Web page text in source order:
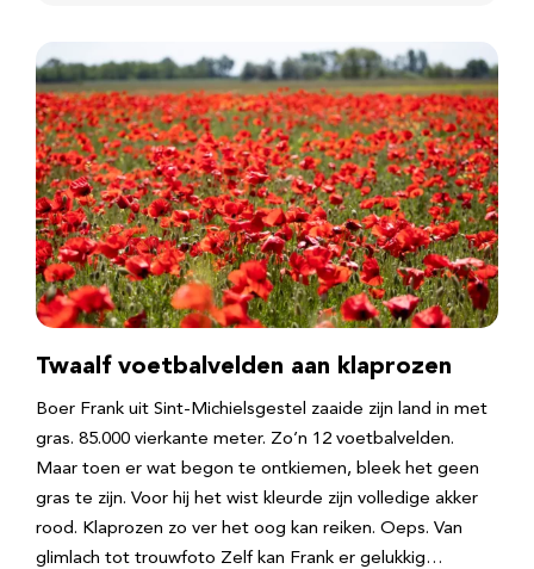
Twaalf voetbalvelden aan klaprozen
Boer Frank uit Sint-Michielsgestel zaaide zijn land in met
gras. 85.000 vierkante meter. Zo’n 12 voetbalvelden.
Maar toen er wat begon te ontkiemen, bleek het geen
gras te zijn. Voor hij het wist kleurde zijn volledige akker
rood. Klaprozen zo ver het oog kan reiken. Oeps. Van
glimlach tot trouwfoto Zelf kan Frank er gelukkig…